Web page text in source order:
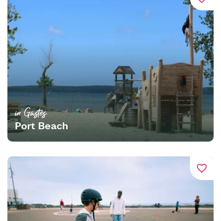
in Gastes
Port Beach
favorite_border